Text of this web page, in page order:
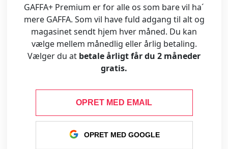
GAFFA+ Premium er for alle os som bare vil ha´
mere GAFFA. Som vil have fuld adgang til alt og
magasinet sendt hjem hver måned. Du kan
vælge mellem månedlig eller årlig betaling.
Vælger du at betale årligt får du 2 måneder
gratis.
OPRET MED EMAIL
OPRET MED GOOGLE